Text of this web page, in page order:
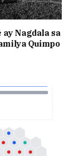
ay Nagdala sa
Quimpo